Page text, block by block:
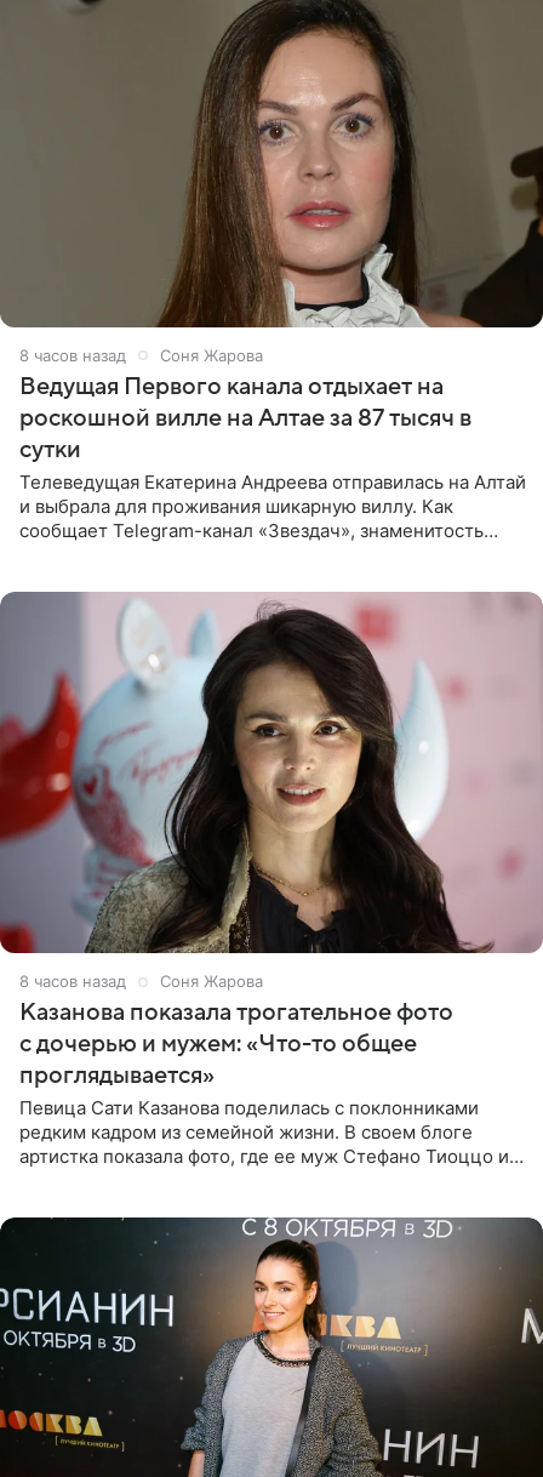
8 часов назад Соня Жарова
Ведущая Первого канала отдыхает на
роскошной вилле на Алтае за 87 тысяч в
сутки
Телеведущая Екатерина Андреева отправилась на Алтай
и выбрала для проживания шикарную виллу. Как
сообщает Telegram-канал «Звездач», знаменитость
8 часов назад Соня Жарова
Казанова показала трогательное фото
с дочерью и мужем: «Что-то общее
проглядывается»
Певица Сати Казанова поделилась с поклонниками
редким кадром из семейной жизни. В своем блоге
артистка показала фото, где ее муж Стефано Тиоццо и